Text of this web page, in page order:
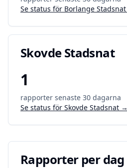
Se status för Borlange Stadsnat
Skovde Stadsnat
1
rapporter senaste 30 dagarna
Se status för Skovde Stadsnat →
Rapporter per dag